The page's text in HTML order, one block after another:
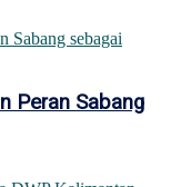
Peran Sabang